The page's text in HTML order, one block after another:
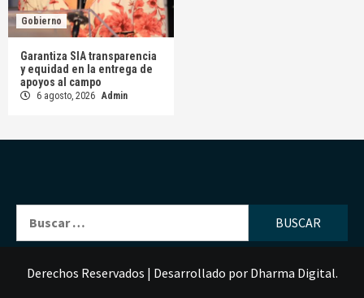
Gobierno
Garantiza SIA transparencia
y equidad en la entrega de
apoyos al campo
6 agosto, 2026 Admin
Derechos Reservados | Desarrollado por Dharma Digital.